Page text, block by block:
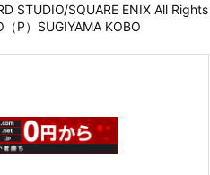
STUDIO/SQUARE ENIX All Rights
P）SUGIYAMA KOBO